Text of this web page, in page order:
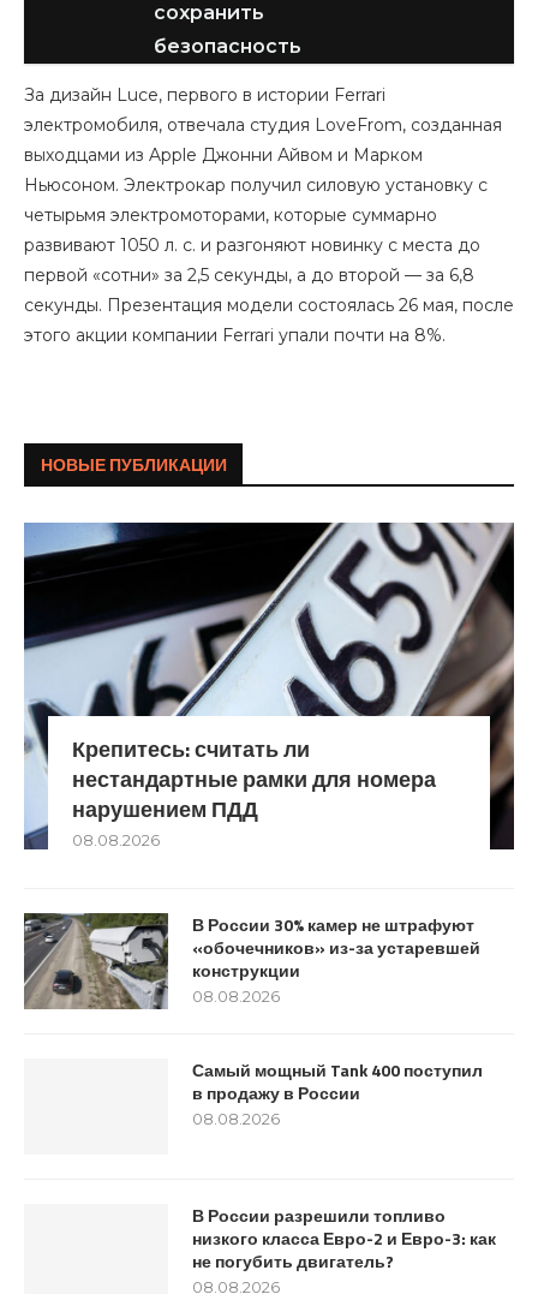
сохранить
безопасность
За дизайн Luce, первого в истории Ferrari
электромобиля, отвечала студия LoveFrom, созданная
выходцами из Apple Джонни Айвом и Марком
Ньюсоном. Электрокар получил силовую установку с
четырьмя электромоторами, которые суммарно
развивают 1050 л. с. и разгоняют новинку с места до
первой «сотни» за 2,5 секунды, а до второй — за 6,8
секунды. Презентация модели состоялась 26 мая, после
этого акции компании Ferrari упали почти на 8%.
НОВЫЕ ПУБЛИКАЦИИ
Крепитесь: считать ли
нестандартные рамки для номера
нарушением ПДД
08.08.2026
В России 30% камер не штрафуют
«обочечников» из-за устаревшей
конструкции
08.08.2026
Самый мощный Tank 400 поступил
в продажу в России
08.08.2026
В России разрешили топливо
низкого класса Евро-2 и Евро-3: как
не погубить двигатель?
08.08.2026